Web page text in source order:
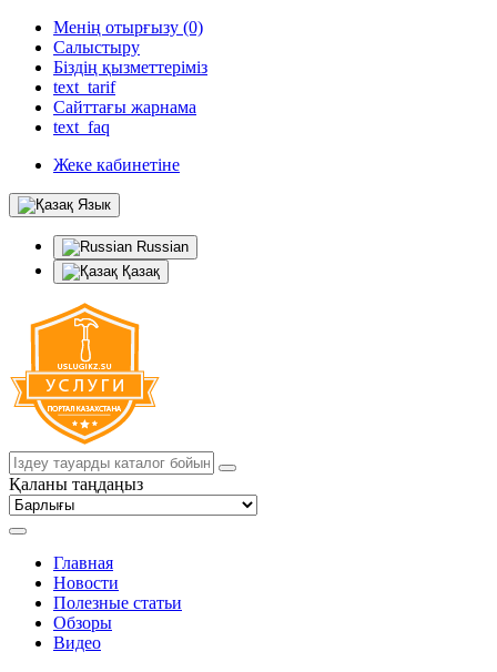
Менің отырғызу (0)
Салыстыру
Біздің қызметтеріміз
text_tarif
Сайттағы жарнама
text_faq
Жеке кабинетіне
Язык
Russian
Қазақ
Қаланы таңдаңыз
Главная
Новости
Полезные статьи
Обзоры
Видео